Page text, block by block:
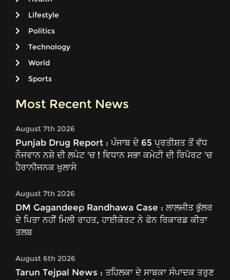
Lifestyle
Politics
Technology
World
Sports
Most Recent News
August 7th 2026
Punjab Drug Report : ਪੰਜਾਬ ਦੇ 65 ਪ੍ਰਤੀਸ਼ਤ ਤੋਂ ਵੱਧ
ਨੌਜਵਾਨ ਨਸ਼ੇ ਦੀ ਲਪੇਟ 'ਚ ! ਵਿਧਾਨ ਸਭਾ ਕਮੇਟੀ ਦੀ ਰਿਪੋਰਟ 'ਚ
ਹੈਰਾਨੀਜਨਕ ਖੁਲਾਸੇ
August 7th 2026
DM Gagandeep Randhawa Case : ਲਾਲਜੀਤ ਭੁੱਲਰ
ਦੇ ਪਿਤਾ ਨਹੀਂ ਮਿਲੀ ਰਾਹਤ, ਹਾਈਕੋਰਟ ਨੇ ਫੋਨ ਰਿਕਾਰਡ ਕੀਤਾ
ਤਲਬ
August 6th 2026
Tarun Tejpal News : ਤਹਿਲਕਾ ਦੇ ਸਾਬਕਾ ਸੰਪਾਦਕ ਤਰੁਣ